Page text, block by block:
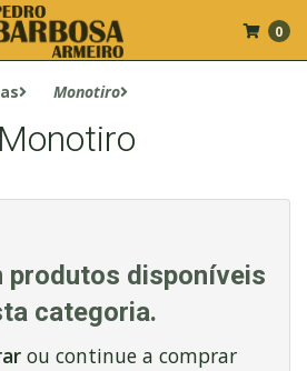
0
Monotiro
Monotiro
produtos disponíveis
categoria.
ou continue a comprar